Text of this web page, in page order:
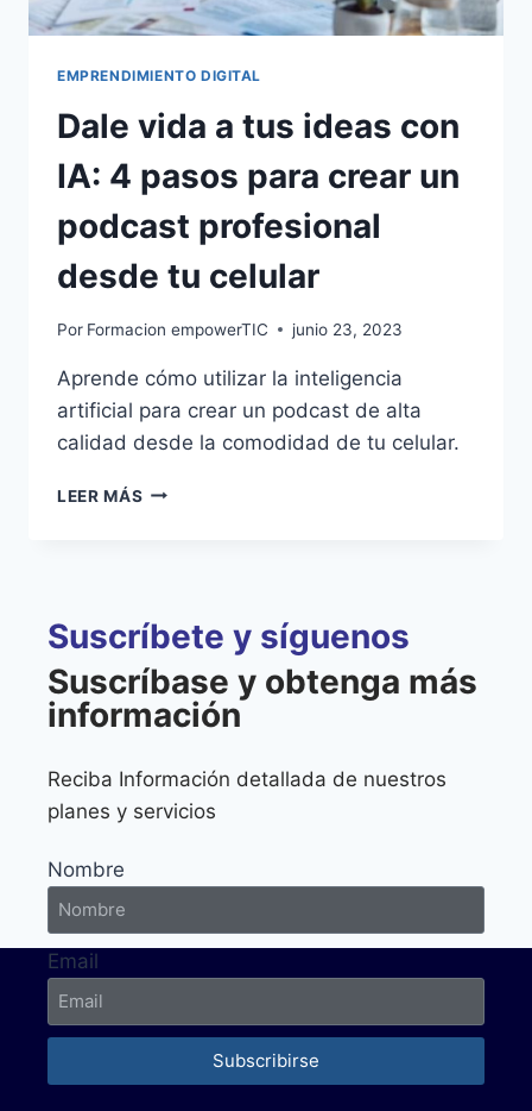
EMPRENDIMIENTO DIGITAL
Dale vida a tus ideas con
IA: 4 pasos para crear un
podcast profesional
desde tu celular
Por Formacion empowerTIC junio 23, 2023
Aprende cómo utilizar la inteligencia
artificial para crear un podcast de alta
calidad desde la comodidad de tu celular.
LEER MÁS
Suscríbete y síguenos
Suscríbase y obtenga más
información
Reciba Información detallada de nuestros
planes y servicios
Nombre
Email
Subscribirse